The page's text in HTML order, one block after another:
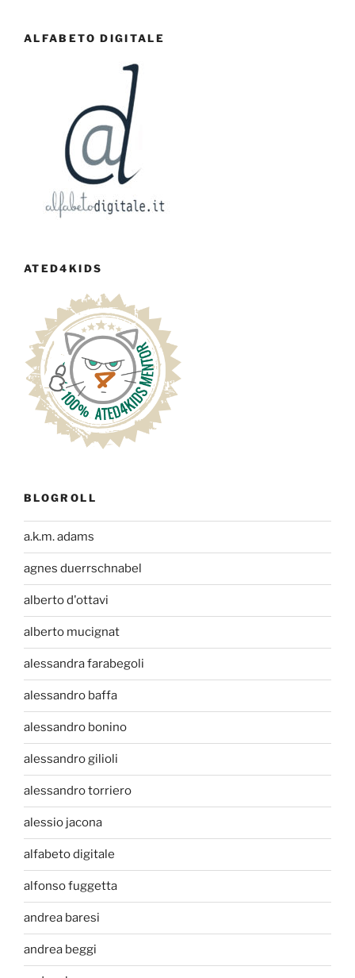
ALFABETO DIGITALE
ATED4KIDS
BLOGROLL
a.k.m. adams
agnes duerrschnabel
alberto d'ottavi
alberto mucignat
alessandra farabegoli
alessandro baffa
alessandro bonino
alessandro gilioli
alessandro torriero
alessio jacona
alfabeto digitale
alfonso fuggetta
andrea baresi
andrea beggi